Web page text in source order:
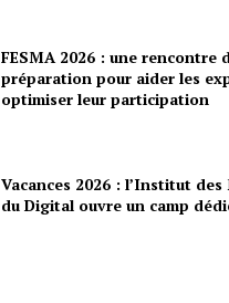
FESMA 2026 : une rencontre
préparation pour aider les
optimiser leur participation
Vacances 2026 : l’Institut
du Digital ouvre un camp